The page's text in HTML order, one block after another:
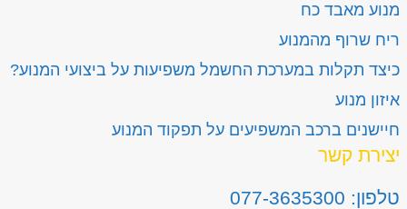
מנוע מאבד כח
ריח שרוף מהמנוע
כיצד תקלות במערכת החשמל משפיעות על ביצועי המנוע?
איזון מנוע
חיישנים ברכב המשפיעים על תפקוד המנוע
יצירת קשר
טלפון: 077-3635300